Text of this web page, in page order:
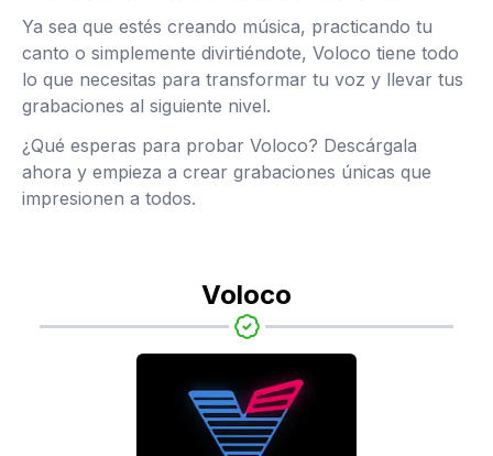
Ya sea que estés creando música, practicando tu
canto o simplemente divirtiéndote, Voloco tiene todo
lo que necesitas para transformar tu voz y llevar tus
grabaciones al siguiente nivel.
¿Qué esperas para probar Voloco? Descárgala
ahora y empieza a crear grabaciones únicas que
impresionen a todos.
Voloco